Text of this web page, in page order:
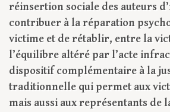
réinsertion sociale des auteurs
contribuer à la réparation
victime et de rétablir, entre la
l’équilibre altéré par l’acte
dispositif complémentaire à la
traditionnelle qui permet aux
mais aussi aux représentants de